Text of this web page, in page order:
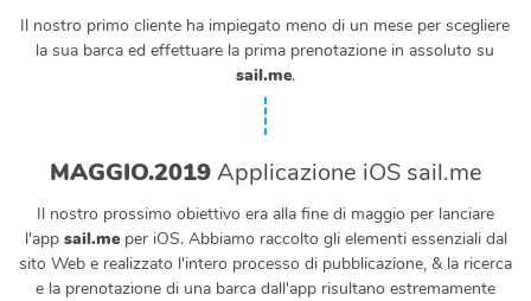
Il nostro primo cliente ha impiegato meno di un mese per scegliere
la sua barca ed effettuare la prima prenotazione in assoluto su
sail.me.
MAGGIO.2019Applicazione iOS sail.me
Il nostro prossimo obiettivo era alla fine di maggio per lanciare
l'app sail.meper iOS. Abbiamo raccolto gli elementi essenziali dal
sito Web e realizzato l'intero processo di pubblicazione, & la ricerca
e la prenotazione di una barca dall'app risultano estremamente